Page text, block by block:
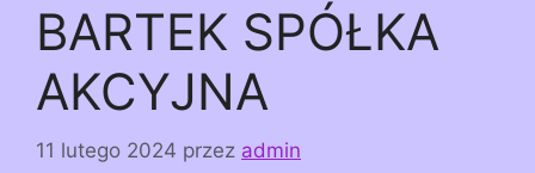
BARTEK SPÓŁKA
AKCYJNA
11 lutego 2024 przez admin